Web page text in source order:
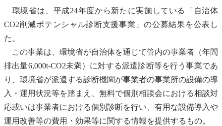
環境省は、平成24年度から新たに実施している「自治体
CO2削減ポテンシャル診断支援事業」の公募結果を公表し
た。
この事業は、環境省が自治体を通じて管内の事業者（年間
排出量6,000t-CO2未満）に対する派遣診断等を行う事業であ
り、環境省が派遣する診断機関が事業者の事業所の設備の導
入・運用状況等を踏まえ、無料で個別相談会における相談対
応或いは事業者における個別診断を行い、有用な設備導入や
運用改善等の費用・効果等に関する情報を提供するもの。